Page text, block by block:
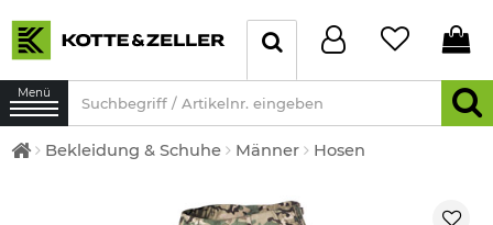
Menü
Bekleidung & Schuhe Männer Hosen